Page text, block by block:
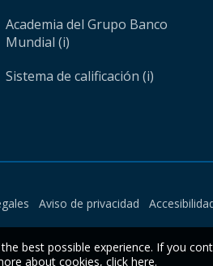
Academia del Grupo Banco
Mundial (i)
Sistema de calificación (i)
Aviso de privacidad
best possible experience. If you
about cookies, click here.